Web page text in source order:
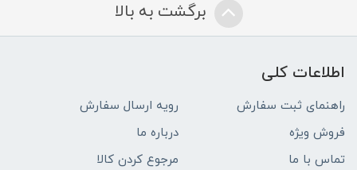
برگشت به بالا
اطلاعات کلی
راهنمای ثبت سفارش
رویه ارسال سفارش
فروش ویژه
درباره ما
تماس با ما
مرجوع کردن کالا